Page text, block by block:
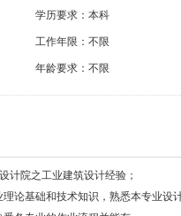
学历要求： 本科
工作年限： 不限
年龄要求： 不限
计院之工业建筑设计经验；
论基础和技术知识，熟悉本专业设